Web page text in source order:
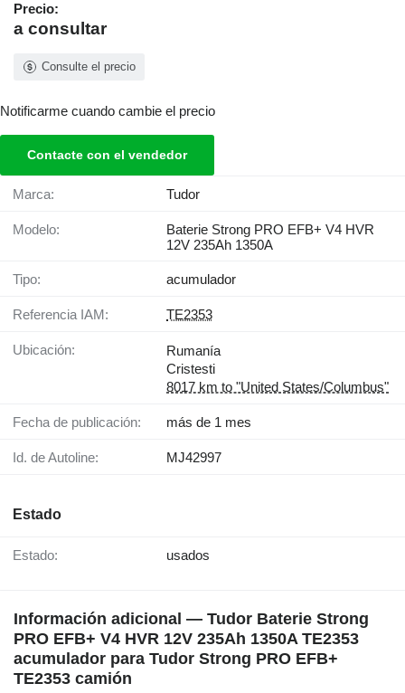
Precio:
a consultar
Consulte el precio
Notificarme cuando cambie el precio
Contacte con el vendedor
Marca: Tudor
Modelo:
Baterie Strong PRO EFB+ V4 HVR
12V 235Ah 1350A
Tipo: acumulador
Referencia IAM: TE2353
Ubicación:
Rumanía
Cristesti
8017 km to "United States/Columbus"
Fecha de publicación: más de 1 mes
Id. de Autoline: MJ42997
Estado
Estado: usados
Información adicional — Tudor Baterie Strong
PRO EFB+ V4 HVR 12V 235Ah 1350A TE2353
acumulador para Tudor Strong PRO EFB+
TE2353 camión